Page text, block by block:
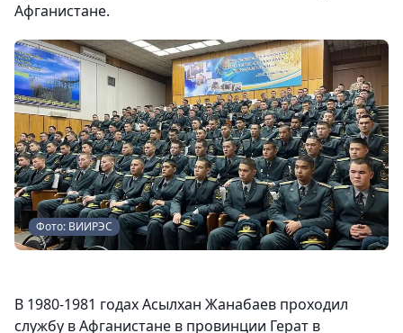
Афганистане.
Фото: ВИИРЭС
В 1980-1981 годах Асылхан Жанабаев проходил
службу в Афганистане в провинции Герат в